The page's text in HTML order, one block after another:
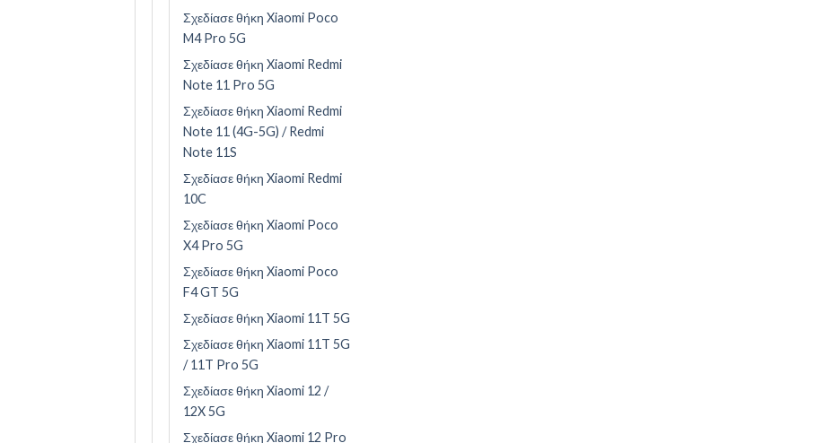
Σχεδίασε θήκη Xiaomi Poco
M4 Pro 5G
Σχεδίασε θήκη Xiaomi Redmi
Note 11 Pro 5G
Σχεδίασε θήκη Xiaomi Redmi
Note 11 (4G-5G) / Redmi
Note 11S
Σχεδίασε θήκη Xiaomi Redmi
10C
Σχεδίασε θήκη Xiaomi Poco
X4 Pro 5G
Σχεδίασε θήκη Xiaomi Poco
F4 GT 5G
Σχεδίασε θήκη Xiaomi 11T 5G
Σχεδίασε θήκη Xiaomi 11T 5G
/ 11T Pro 5G
Σχεδίασε θήκη Xiaomi 12 /
12X 5G
Σχεδίασε θήκη Xiaomi 12 Pro